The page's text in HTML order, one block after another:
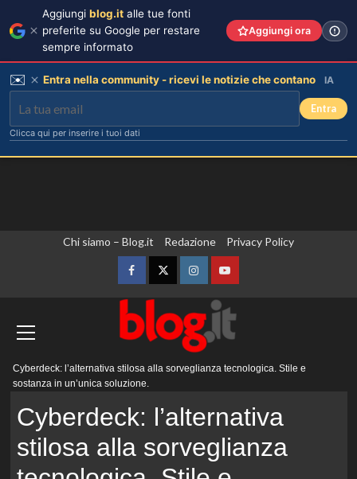
Chi siamo – Blog.it Redazione Privacy Policy
FacebookTwitterInstagramYouTube
principale
Cyberdeck: l’alternativa stilosa alla sorveglianza tecnologica. Stile e
sostanza in un’unica soluzione.
Cyberdeck: l’alternativa
stilosa alla sorveglianza
Aggiungi blog.it alle tue fonti
preferite su Google per restare
sempre informato
Aggiungi ora
✉️ Entra nella community - ricevi le notizie che contano IA
Entra
Clicca qui per inserire i tuoi dati